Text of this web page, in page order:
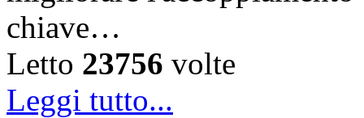
chiave…
Letto 23756 volte
Leggi tutto...